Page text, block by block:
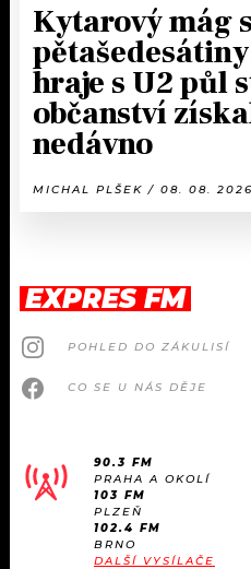
Kytarový mág
hraje s U2 půl
občanství
nedávno
MICHAL PLŠEK / 08. 08. 2026
EXPRES FM
POHLED DO ZÁKULISÍ
CO SE U NÁS DĚJE
90.3 FM
PRAHA A OKOLÍ
103 FM
PLZEŇ
102.4 FM
BRNO
DALŠÍ VYSÍLAČE